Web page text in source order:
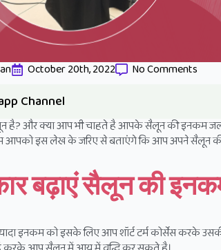
October 20th, 2022 No Comments
Channel
है? और क्या आप भी चाहते है आपके सैलून की इनकम
आपको इस लेख के जरिए से बताएंगे कि आप अपने सैलून
बढ़ाएं सैलून की
इनकम को इसके लिए आप शॉर्ट टर्म कोर्सेस करके